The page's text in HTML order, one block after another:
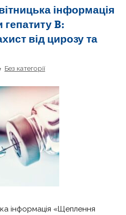
інформація
B:
від цирозу та
Без категорії
інформація «Щеплення